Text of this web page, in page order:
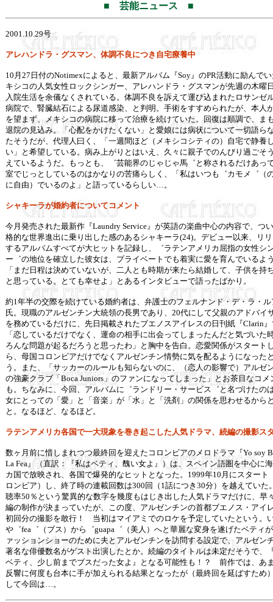
■ 芸能ニュース ■
2001.10.29号
アレハンドラ・グスマン、体調不良につき自宅療養中
10月27日付のNotimexによると、最新アルバム『Soy』のPR活動に励んで
キシコの人気女性ロックシンガー、アレハンドラ・グスマンが先週の木曜
入院生活を余儀なくされている。体調不良を訴えて運び込まれたロサンゼ
病院で、腎臓結石による尿道感染、と判明。手術をすすめられたが、本人
を望まず、メキシコの病院に移って治療を続けていた。回復は順調で、ま
退院の見込み。「心配をかけたくない」と愛娘には病状について一切語ら
たそうだが、代理人曰く、「一週間ほど（メキシコシティの）自宅で静養
い」と希望している。病み上がりとはいえ、久々に親子でのんびり過ごそ
えているようだ。もっとも、゛芸能界のじゃじゃ馬゛と称されるだけあっ
室でじっとしているのはかなりの苦痛らしく、「私はいつも゛カモメ゛（
に自由）でいるのよ」と語っているらしい…。
シャキーラが婚約者についてコメント
今月発売された最新作『Laundry Service』が英語の楽曲中心の内容で、つ
格的な世界進出に乗り出した感のあるシャキーラ(24)。デビュー以来、リ
するアルバムすべてが大ヒットを記録し、゛ラテンアメリカ屈指の女性シ
ー゛の地位を確立した彼女は、プライベートでも着実に愛を育んでいるよ
「まだ日程は決めていないが、二人とも時期が来たら結婚して、子供を持
と思っている。とても幸せよ」とあるインタビューで語ったばかり。
約1年半の交際を続けている婚約者は、弁護士のフェルナンド・デ・ラ・ル
氏。現職のアルゼンチン大統領の長男であり、20代にして父親のアドバイ
を務めているだけに、先日掲載されたブエノスアイレスの日刊紙『Clarin
「恋しているだけでなく、運命の相手に出会ってしまったんだと気づいた
ろんな問題が起るだろうと思ったわ」と胸中を告白。恋愛関係がスタート
ら、母国コロンビアだけでなくアルゼンチン情勢に気を配るようになった
う。また、「サッカーのルールも知らないのに、（恋人の影響で）アルゼ
の強豪クラブ「Boca Juniors」のファンになってしまった」とお茶目なコメ
も。ちなみに、今回、アルバムに゛ランドリー・サービス゛と名づけたの
女にとっての「愛」と「音楽」が「水」と「洗剤」の関係を思わせるから
と。なるほど、なるほど。
ラテンアメリカ各国で一大現象を巻き起こした人気ドラマ、続編の撮影ス
数ヶ月前に惜しまれつつ最終回を迎えたコロンビアのメロドラマ『Yo soy
La Fea』（直訳：『私はベティ、醜い女よ』）は、スペイン語圏を中心に
カ国で放映され、各国で爆発的なヒットとなった。1999年10月にスタート
ロンビア）し、終了時の連載回数は300回（1話につき30分）を越えていた
聴率50％という驚異的な数字を幾度もはじき出した人気ドラマだけに、早
編の制作が決まっていたが、この度、アルゼンチンの首都ブエノス・アイ
初回分の撮影を敢行！ 当初はマイアミでのロケを予定していたという。
や゛fea゛（ブス）から゛guapa゛（美人）へと華麗な変身を遂げたベティ
ァッションショーのために夫とアルゼンチンを訪問する設定で、アルゼン
著名な俳優数名がゲスト出演したとか。続編のタイトルは未定だそうで、
ベティ、少し前までブスだった女よ』となる可能性も！？ 前作では、あ
反響に何度も台本に手が加えられる結果となったが（最終回を延ばすため
して今回は…。